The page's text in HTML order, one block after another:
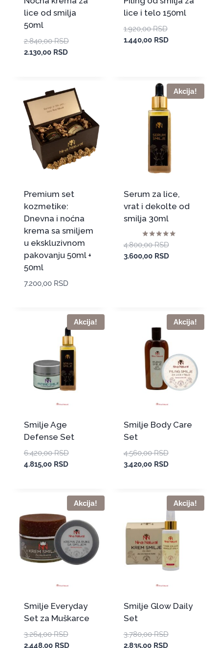
lice od smilja
50ml
2.840,00RSD
2.130,00 RSD
lice i telo 150ml
1.920,00RSD
1.440,00 RSD
Premium set
kozmetike:
Dnevna i noćna
krema sa smiljem
u ekskluzivnom
pakovanju 50ml +
50ml
7.200,00 RSD
Akcija!
Serum za lice,
vrat i dekolte od
smilja 30ml
Ocenjeno sa
od 5
4.800,00RSD
3.600,00 RSD
Akcija!
Smilje Age
Defense Set
6.420,00RSD
4.815,00 RSD
Akcija!
Smilje Body Care
Set
4.560,00RSD
3.420,00 RSD
Akcija!
Smilje Everyday
Set za Muškarce
3.264,00RSD
2.448,00 RSD
Akcija!
Smilje Glow Daily
Set
3.780,00RSD
2.835,00 RSD